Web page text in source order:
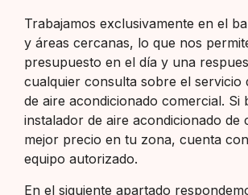
Trabajamos exclusivamente en el
y áreas cercanas, lo que nos
presupuesto en el día y una
cualquier consulta sobre el servicio
de aire acondicionado comercial. Si
instalador de aire acondicionado de
mejor precio en tu zona, cuenta
equipo autorizado.
En el siguiente apartado